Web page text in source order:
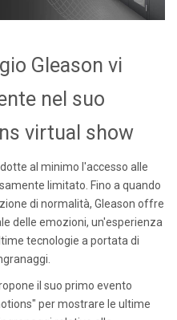
Gleason vi
nel suo
virtual show
al minimo l'accesso alle
limitato. Fino a quando
di normalità, Gleason offre
delle emozioni, un'esperienza
tecnologie a portata di
il suo primo evento
per mostrare le ultime